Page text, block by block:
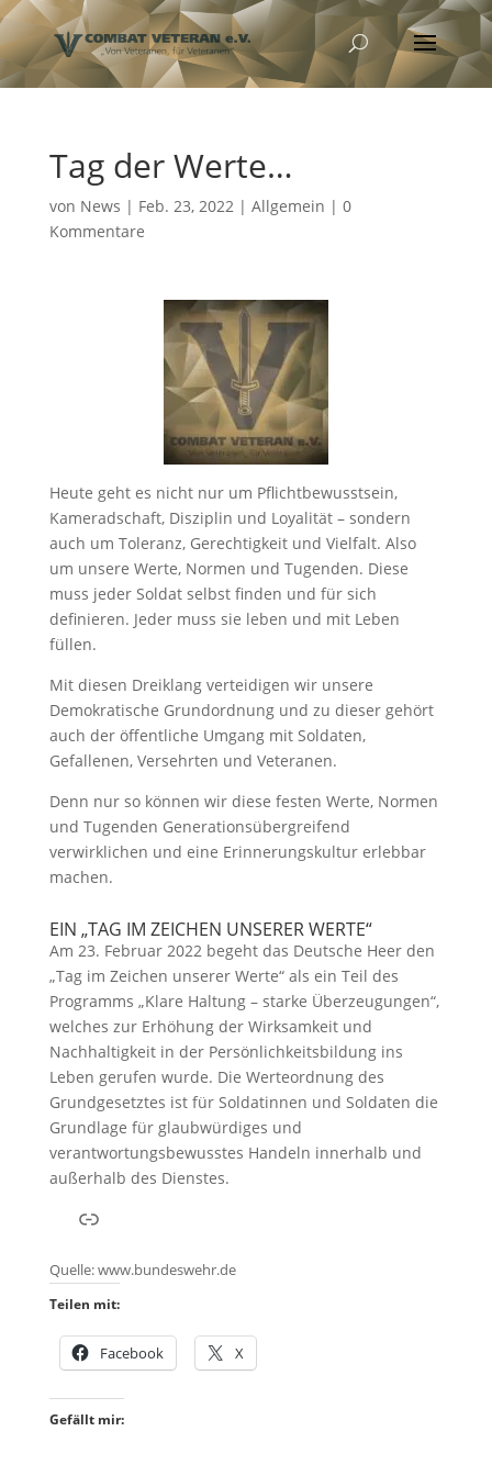
Tag der Werte…
von News | Feb. 23, 2022| Allgemein | 0
Kommentare
Heute geht es nicht nur um Pflichtbewusstsein,
Kameradschaft, Disziplin und Loyalität – sondern
auch um Toleranz, Gerechtigkeit und Vielfalt. Also
um unsere Werte, Normen und Tugenden. Diese
muss jeder Soldat selbst finden und für sich
definieren. Jeder muss sie leben und mit Leben
füllen.
Mit diesen Dreiklang verteidigen wir unsere
Demokratische Grundordnung und zu dieser gehört
auch der öffentliche Umgang mit Soldaten,
Gefallenen, Versehrten und Veteranen.
Denn nur so können wir diese festen Werte, Normen
und Tugenden Generationsübergreifend
verwirklichen und eine Erinnerungskultur erlebbar
machen.
EIN „TAG IM ZEICHEN UNSERER WERTE“
Am 23. Februar 2022 begeht das Deutsche Heer den
„Tag im Zeichen unserer Werte“ als ein Teil des
Programms „Klare Haltung – starke Überzeugungen“,
welches zur Erhöhung der Wirksamkeit und
Nachhaltigkeit in der Persönlichkeitsbildung ins
Leben gerufen wurde. Die Werteordnung des
Grundgesetztes ist für Soldatinnen und Soldaten die
Grundlage für glaubwürdiges und
verantwortungsbewusstes Handeln innerhalb und
außerhalb des Dienstes.
Link
Quelle: www.bundeswehr.de
Teilen mit:
Facebook X
Gefällt mir: